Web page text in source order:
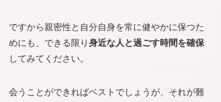
ですから親密性と自分自身を常に健やかに保つた
めにも、できる限り 身近な人と過ごす時間を確保
してみてください。
会うことができればベストでしょうが、それが難